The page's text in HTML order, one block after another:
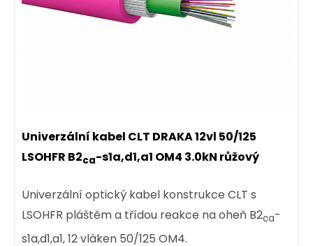
Univerzální kabel CLT DRAKA 12vl 50/125
LSOHFR B2ca-s1a,d1,a1 OM4 3.0kN růžový
Univerzální optický kabel konstrukce CLT s
LSOHFR pláštěm a třídou reakce na oheň B2ca-
s1a,d1,a1, 12 vláken 50/125 OM4.